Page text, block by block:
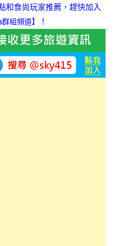
和食尚玩家推薦，趕快加入
組頻道】 ！